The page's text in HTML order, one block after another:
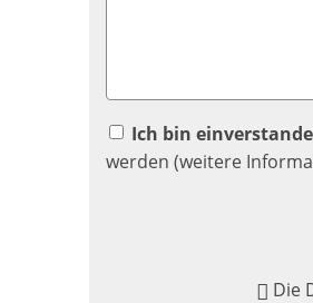
Ich bin
werden (weitere
Die